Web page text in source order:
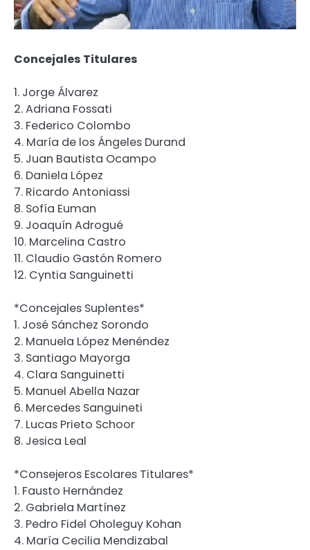
Concejales Titulares
1. Jorge Álvarez
2. Adriana Fossati
3. Federico Colombo
4. María de los Ángeles Durand
5. Juan Bautista Ocampo
6. Daniela López
7. Ricardo Antoniassi
8. Sofía Euman
9. Joaquín Adrogué
10. Marcelina Castro
11. Claudio Gastón Romero
12. Cyntia Sanguinetti
*Concejales Suplentes*
1. José Sánchez Sorondo
2. Manuela López Menéndez
3. Santiago Mayorga
4. Clara Sanguinetti
5. Manuel Abella Nazar
6. Mercedes Sanguineti
7. Lucas Prieto Schoor
8. Jesica Leal
*Consejeros Escolares Titulares*
1. Fausto Hernández
2. Gabriela Martínez
3. Pedro Fidel Oholeguy Kohan
4. María Cecilia Mendizabal